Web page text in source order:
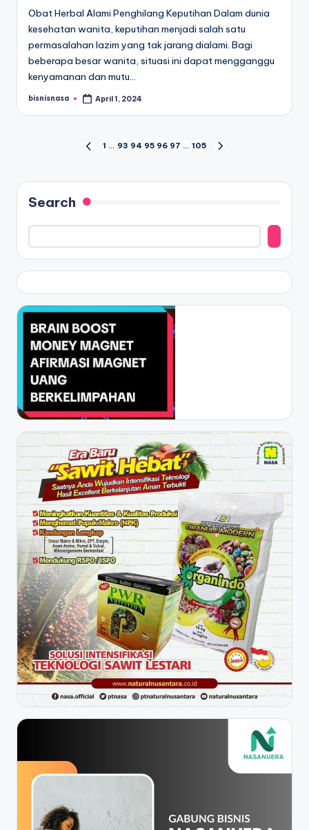
Obat Herbal Alami Penghilang Keputihan Dalam dunia
kesehatan wanita, keputihan menjadi salah satu
permasalahan lazim yang tak jarang dialami. Bagi
beberapa besar wanita, situasi ini dapat mengganggu
kenyamanan dan mutu…
Posted
bisnisnasa April 1, 2024
navigation
PREVIOUS
1 … 93 94 95 96 97 … 105
Search